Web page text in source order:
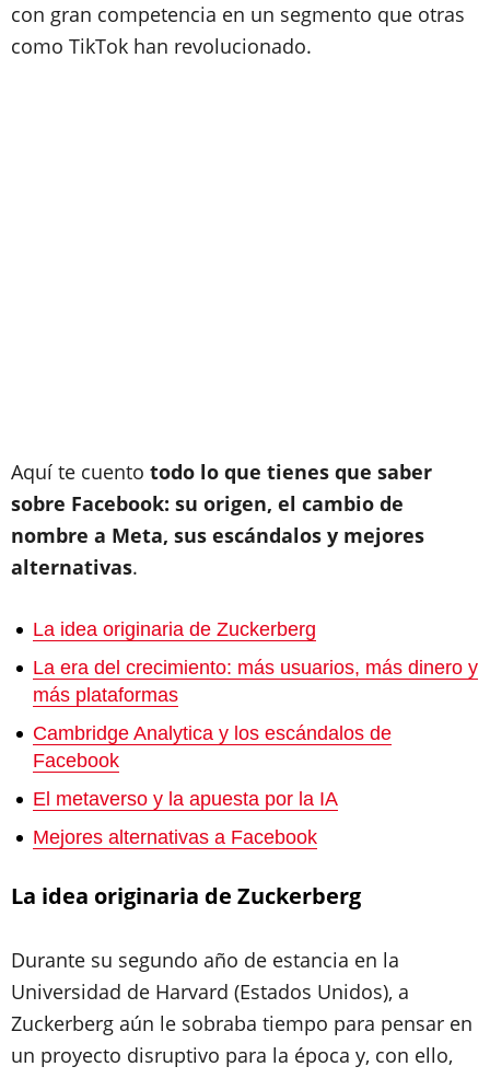
con gran competencia en un segmento que otras
como TikTok han revolucionado.
Aquí te cuento todo lo que tienes que saber
sobre Facebook: su origen, el cambio de
nombre a Meta, sus escándalos y mejores
alternativas.
La idea originaria de Zuckerberg
La era del crecimiento: más usuarios, más dinero y
más plataformas
Cambridge Analytica y los escándalos de
Facebook
El metaverso y la apuesta por la IA
Mejores alternativas a Facebook
La idea originaria de Zuckerberg
Durante su segundo año de estancia en la
Universidad de Harvard (Estados Unidos), a
Zuckerberg aún le sobraba tiempo para pensar en
un proyecto disruptivo para la época y, con ello,